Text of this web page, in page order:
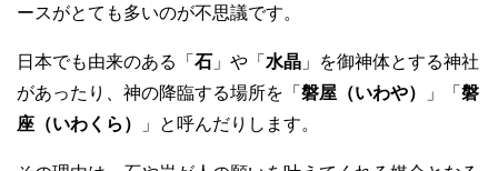
ースがとても多いのが不思議です。
日本でも由来のある「 石 」や「 水晶 」を御神体とする神社
があったり、神の降臨する場所を「 磐屋（いわや） 」「 磐
座（いわくら）
」と呼んだりします。